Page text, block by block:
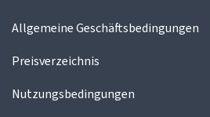
Allgemeine Geschäftsbedingungen
Preisverzeichnis
Nutzungsbedingungen